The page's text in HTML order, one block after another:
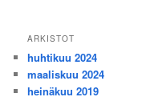
ARKISTOT
huhtikuu 2024
maaliskuu 2024
heinäkuu 2019